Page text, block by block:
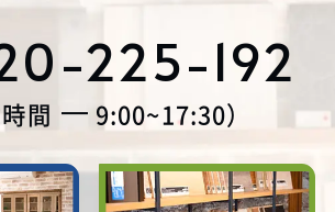
225-192
間 9:00~17:30